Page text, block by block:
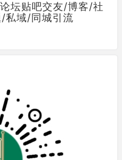
坛贴吧交友/博客/社
私域/同城引流